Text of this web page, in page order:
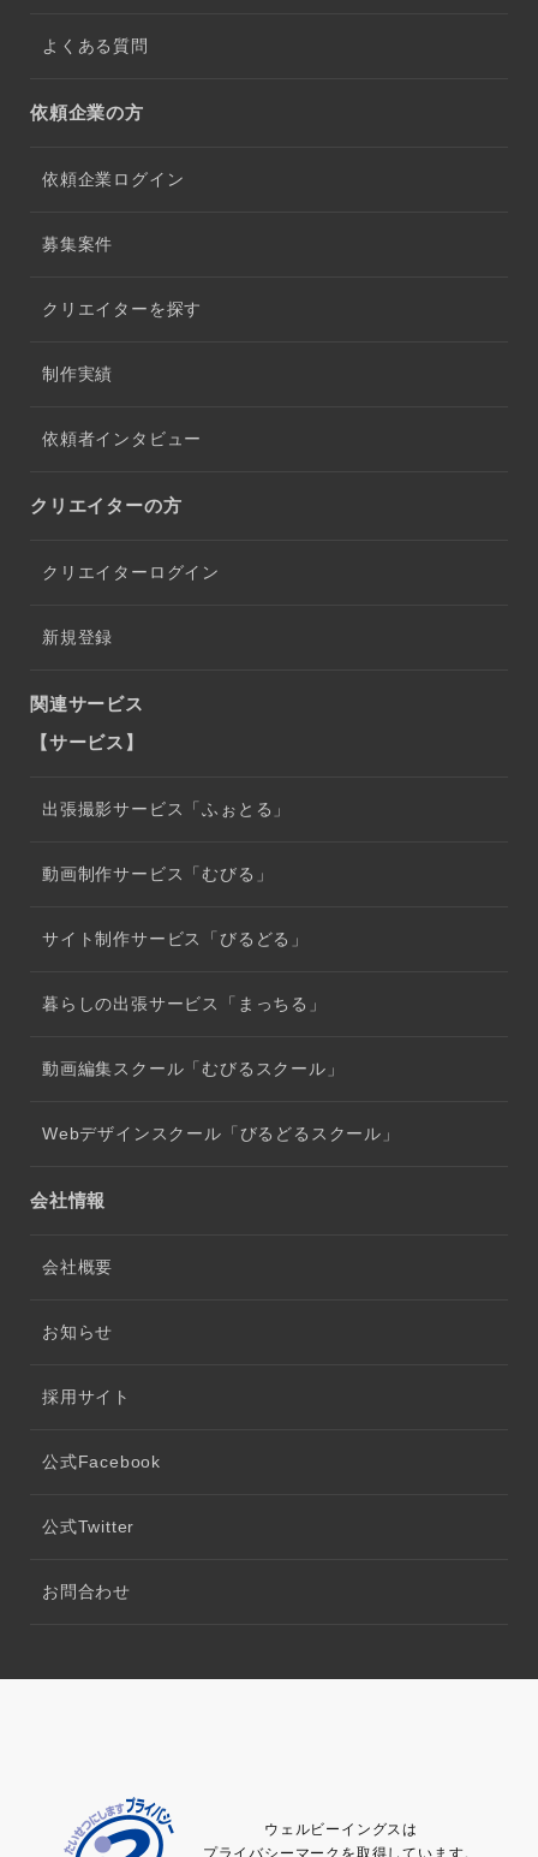
よくある質問
依頼企業の方
依頼企業ログイン
募集案件
クリエイターを探す
制作実績
依頼者インタビュー
クリエイターの方
クリエイターログイン
新規登録
関連サービス
【サービス】
出張撮影サービス「ふぉとる」
動画制作サービス「むびる」
サイト制作サービス「びるどる」
暮らしの出張サービス「まっちる」
動画編集スクール「むびるスクール」
Webデザインスクール「びるどるスクール」
会社情報
会社概要
お知らせ
採用サイト
公式Facebook
公式Twitter
お問合わせ
ウェルビーイングスは
プライバシーマークを取得しています。